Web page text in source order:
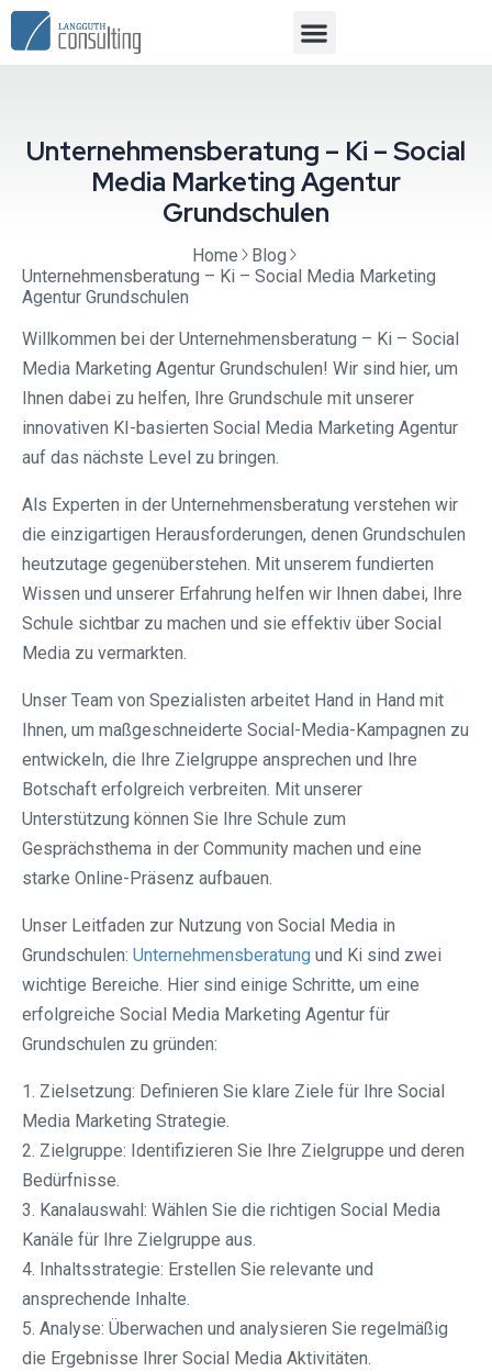
Unternehmensberatung – Ki – Social
Media Marketing Agentur
Grundschulen
Home
Blog
Unternehmensberatung – Ki – Social Media Marketing
Agentur Grundschulen
Willkommen bei der Unternehmensberatung – Ki – Social
Media Marketing Agentur Grundschulen! Wir sind hier, um
Ihnen dabei zu helfen, Ihre Grundschule mit unserer
innovativen KI-basierten Social Media Marketing Agentur
auf das nächste Level zu bringen.
Als Experten in der Unternehmensberatung verstehen wir
die einzigartigen Herausforderungen, denen Grundschulen
heutzutage gegenüberstehen. Mit unserem fundierten
Wissen und unserer Erfahrung helfen wir Ihnen dabei, Ihre
Schule sichtbar zu machen und sie effektiv über Social
Media zu vermarkten.
Unser Team von Spezialisten arbeitet Hand in Hand mit
Ihnen, um maßgeschneiderte Social-Media-Kampagnen zu
entwickeln, die Ihre Zielgruppe ansprechen und Ihre
Botschaft erfolgreich verbreiten. Mit unserer
Unterstützung können Sie Ihre Schule zum
Gesprächsthema in der Community machen und eine
starke Online-Präsenz aufbauen.
Unser Leitfaden zur Nutzung von Social Media in
Grundschulen: Unternehmensberatung und Ki sind zwei
wichtige Bereiche. Hier sind einige Schritte, um eine
erfolgreiche Social Media Marketing Agentur für
Grundschulen zu gründen:
1. Zielsetzung: Definieren Sie klare Ziele für Ihre Social
Media Marketing Strategie.
2. Zielgruppe: Identifizieren Sie Ihre Zielgruppe und deren
Bedürfnisse.
3. Kanalauswahl: Wählen Sie die richtigen Social Media
Kanäle für Ihre Zielgruppe aus.
4. Inhaltsstrategie: Erstellen Sie relevante und
ansprechende Inhalte.
5. Analyse: Überwachen und analysieren Sie regelmäßig
die Ergebnisse Ihrer Social Media Aktivitäten.